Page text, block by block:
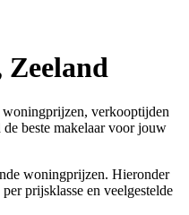
Zeeland
verkooptijden
beste makelaar voor jouw
woningprijzen. Hieronder
prijsklasse en veelgestelde